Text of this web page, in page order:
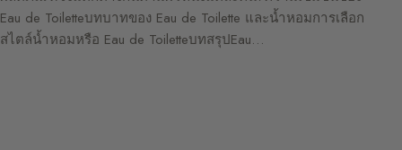
Eau de Toiletteบทบาทของ Eau de Toilette และน้ำหอมการเลือก
สไตล์น้ำหอมหรือ Eau de ToiletteบทสรุปEau…